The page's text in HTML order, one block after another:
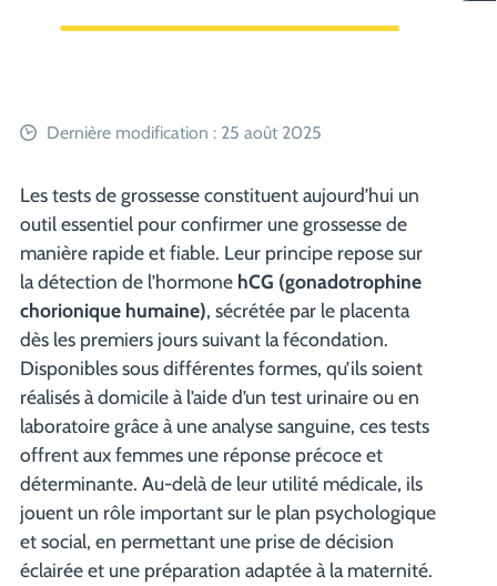
Dernière modification : 25 août 2025
Les tests de grossesse constituent aujourd’hui un
outil essentiel pour confirmer une grossesse de
manière rapide et fiable. Leur principe repose sur
la détection de l’hormone hCG (gonadotrophine
chorionique humaine), sécrétée par le placenta
dès les premiers jours suivant la fécondation.
Disponibles sous différentes formes, qu’ils soient
réalisés à domicile à l’aide d’un test urinaire ou en
laboratoire grâce à une analyse sanguine, ces tests
offrent aux femmes une réponse précoce et
déterminante. Au-delà de leur utilité médicale, ils
jouent un rôle important sur le plan psychologique
et social, en permettant une prise de décision
éclairée et une préparation adaptée à la maternité.